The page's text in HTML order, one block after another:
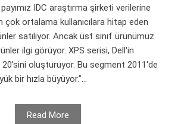
IDC araştırma şirketi verilerine
çok ortalama kullanıcılara hitap eden
satılıyor. Ancak üst sınıf ürünümüz
ilgi görüyor. XPS serisi, Dell'in
20'sini oluşturuyor. Bu segment 2011'de
bir hızla büyüyor."...
Read More